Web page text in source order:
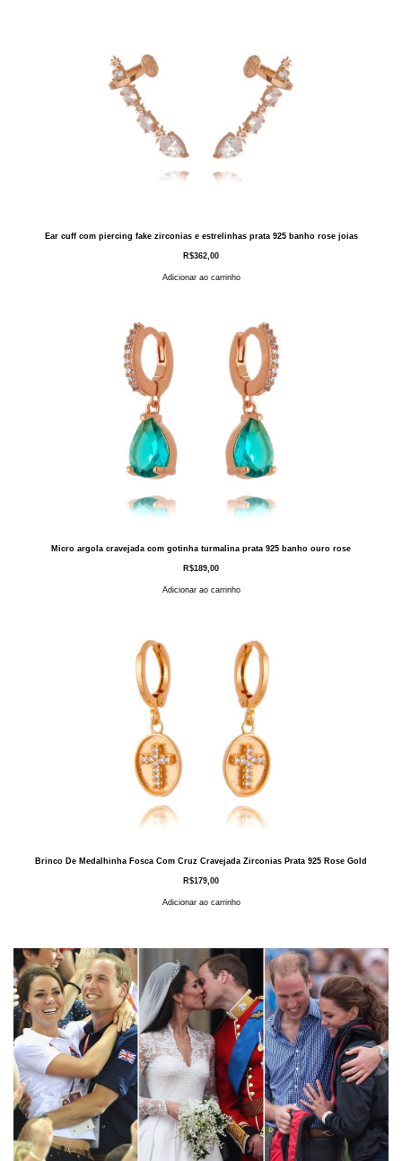
Ear cuff com piercing fake zirconias e estrelinhas prata 925 banho rose joias
R$362,00
Adicionar ao carrinho
Micro argola cravejada com gotinha turmalina prata 925 banho ouro rose
R$189,00
Adicionar ao carrinho
Brinco De Medalhinha Fosca Com Cruz Cravejada Zirconias Prata 925 Rose Gold
R$179,00
Adicionar ao carrinho